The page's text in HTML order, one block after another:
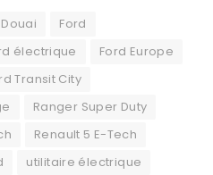
Douai
Ford
électrique
Ford Europe
Transit City
Ranger Super Duty
Renault 5 E-Tech
utilitaire électrique